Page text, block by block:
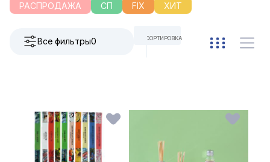
РАСПРОДАЖА СП FIX ХИТ
Все фильтры0
СОРТИРОВКА